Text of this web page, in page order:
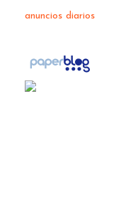
anuncios diarios